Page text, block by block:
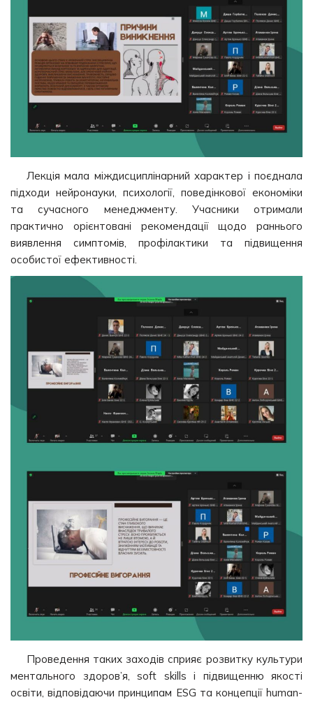
Лекція мала міждисциплінарний характер і поєднала
підходи нейронауки, психології, поведінкової економіки
та сучасного менеджменту. Учасники отримали
практично орієнтовані рекомендації щодо раннього
виявлення симптомів, профілактики та підвищення
особистої ефективності.
Проведення таких заходів сприяє розвитку культури
ментального здоров’я, soft skills і підвищенню якості
освіти, відповідаючи принципам ESG та концепції human-